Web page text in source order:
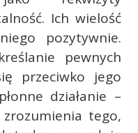
Ich wielość
pozytywnie.
pewnych
przeciwko jego
działanie –
tego,